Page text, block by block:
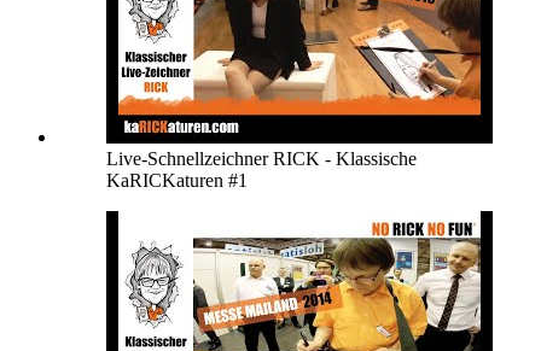
Live-Schnellzeichner RICK - Klassische
KaRICKaturen #1